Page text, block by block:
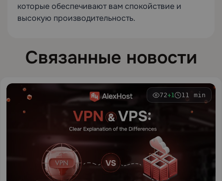
которые обеспечивают вам спокойствие и
высокую производительность.
Связанные новости
72+1 11 min